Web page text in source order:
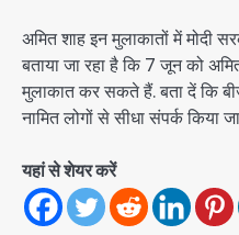
अमित शाह इन मुलाकातों में मोदी
बताया जा रहा है कि 7 जून को
मुलाकात कर सकते हैं. बता दें कि
नामित लोगों से सीधा संपर्क किया
यहां से शेयर करें